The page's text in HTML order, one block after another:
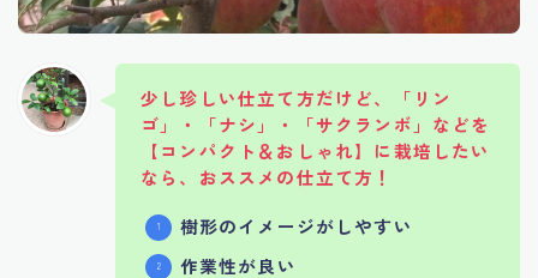
少し珍しい仕立て方だけど、「リン
ゴ」・「ナシ」・「サクランボ」などを
【コンパクト＆おしゃれ】に栽培したい
なら、おススメの仕立て方！
樹形のイメージがしやすい
作業性が良い